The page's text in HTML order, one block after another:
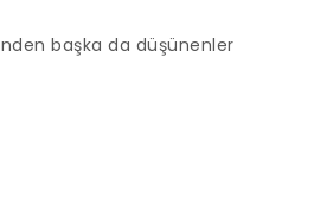
başka da düşünenler